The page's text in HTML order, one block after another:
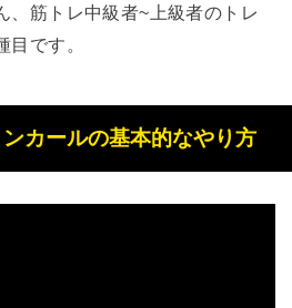
、筋トレ中級者~上級者のトレ
です。
カールの基本的なやり方